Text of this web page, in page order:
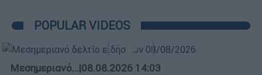
POPULAR VIDEOS
Μεσημεριανό...|08.08.2026 14:03